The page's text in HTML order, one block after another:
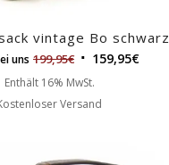
vintage Bo schwarz
uns 199,95€ 159,95€
Enthält 16% MwSt.
Versand